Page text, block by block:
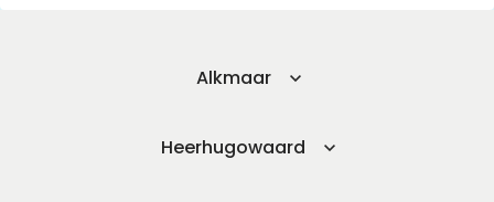
Alkmaar
Heerhugowaard